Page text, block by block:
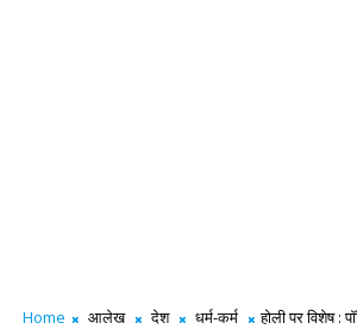
Home आलेख देश धर्म-कर्म होली पर विशेष :